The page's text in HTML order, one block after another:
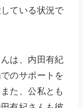
ている状況で
は、内田有紀
のサポートを
た、公私とも